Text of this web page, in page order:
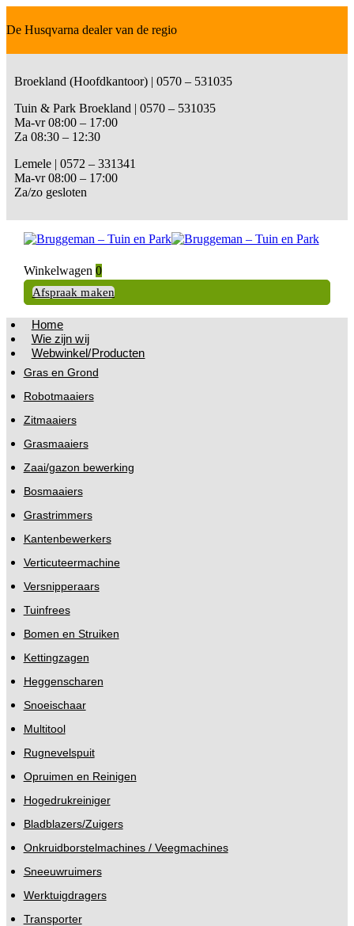
De Husqvarna dealer van de regio
Broekland (Hoofdkantoor) | 0570 – 531035
Tuin & Park Broekland | 0570 – 531035
Ma-vr 08:00 – 17:00
Za 08:30 – 12:30
Lemele | 0572 – 331341
Ma-vr 08:00 – 17:00
Za/zo gesloten
Winkelwagen 0
Afspraak maken
Home
Wie zijn wij
Webwinkel/Producten
Gras en Grond
Robotmaaiers
Zitmaaiers
Grasmaaiers
Zaai/gazon bewerking
Bosmaaiers
Grastrimmers
Kantenbewerkers
Verticuteermachine
Versnipperaars
Tuinfrees
Bomen en Struiken
Kettingzagen
Heggenscharen
Snoeischaar
Multitool
Rugnevelspuit
Opruimen en Reinigen
Hogedrukreiniger
Bladblazers/Zuigers
Onkruidborstelmachines / Veegmachines
Sneeuwruimers
Werktuigdragers
Transporter